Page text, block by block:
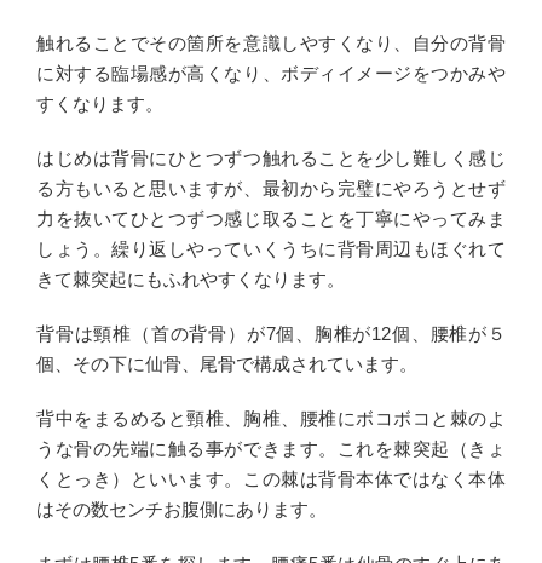
触れることでその箇所を意識しやすくなり、自分の背骨
に対する臨場感が高くなり、ボディイメージをつかみや
すくなります。
はじめは背骨にひとつずつ触れることを少し難しく感じ
る方もいると思いますが、最初から完璧にやろうとせず
力を抜いてひとつずつ感じ取ることを丁寧にやってみま
しょう。繰り返しやっていくうちに背骨周辺もほぐれて
きて棘突起にもふれやすくなります。
背骨は頸椎（首の背骨）が7個、胸椎が12個、腰椎が５
個、その下に仙骨、尾骨で構成されています。
背中をまるめると頸椎、胸椎、腰椎にボコボコと棘のよ
うな骨の先端に触る事ができます。これを棘突起（きょ
くとっき）といいます。この棘は背骨本体ではなく本体
はその数センチお腹側にあります。